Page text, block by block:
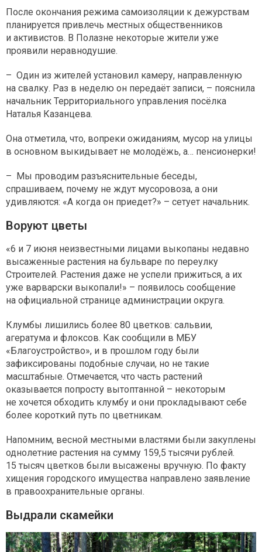
После окончания режима самоизоляции к дежурствам
планируется привлечь местных общественников
и активистов. В Полазне некоторые жители уже
проявили неравнодушие.
– Один из жителей установил камеру, направленную
на свалку. Раз в неделю он передаёт записи, – пояснила
начальник Территориального управления посёлка
Наталья Казанцева.
Она отметила, что, вопреки ожиданиям, мусор на улицы
в основном выкидывает не молодёжь, а… пенсионерки!
– Мы проводим разъяснительные беседы,
спрашиваем, почему не ждут мусоровоза, а они
удивляются: «А когда он приедет?» – сетует начальник.
Воруют цветы
«6 и 7 июня неизвестными лицами выкопаны недавно
высаженные растения на бульваре по переулку
Строителей. Растения даже не успели прижиться, а их
уже варварски выкопали!» – появилось сообщение
на официальной странице администрации округа.
Клумбы лишились более 80 цветков: сальвии,
агератума и флоксов. Как сообщили в МБУ
«Благоустройство», и в прошлом году были
зафиксированы подобные случаи, но не такие
масштабные. Отмечается, что часть растений
оказывается попросту вытоптанной – некоторым
не хочется обходить клумбу и они прокладывают себе
более короткий путь по цветникам.
Напомним, весной местными властями были закуплены
однолетние растения на сумму 159,5 тысячи рублей.
15 тысяч цветков были высажены вручную. По факту
хищения городского имущества направлено заявление
в правоохранительные органы.
Выдрали скамейки